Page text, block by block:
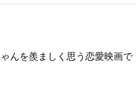
んを羨ましく思う恋愛映画で